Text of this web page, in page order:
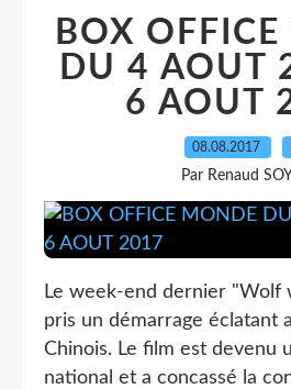
BOX
DU 4 AOUT
6 AOUT
08.08.2017
Par Renaud
Le week-end dernier "Wolf
pris un démarrage éclatant
Chinois. Le film est devenu
national et a concassé la